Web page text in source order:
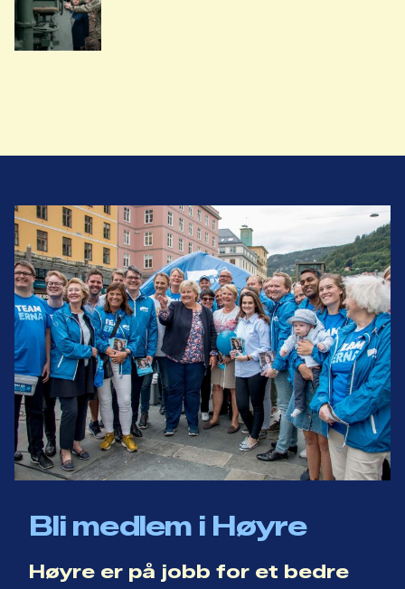
Bli medlem i Høyre
Høyre er på jobb for et bedre